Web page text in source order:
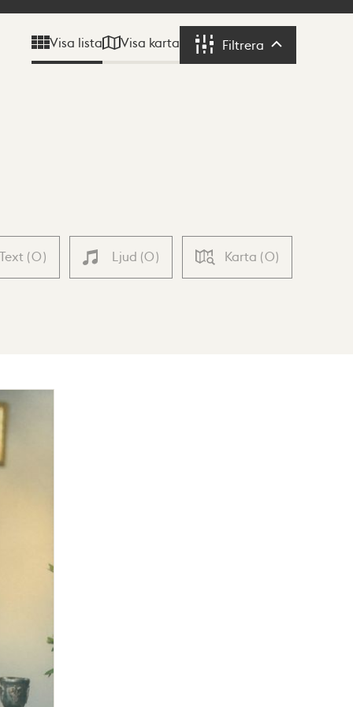
Visa lista Visa karta Filtrera Filtrera
Text (0) Ljud (0) Karta (0)